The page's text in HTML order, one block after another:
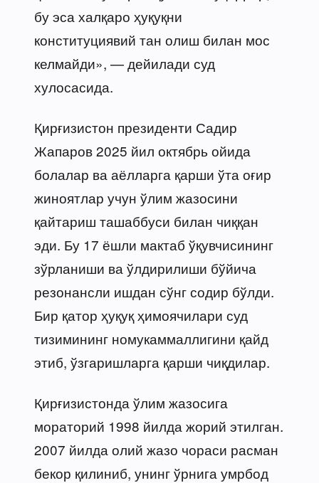
бу эса халқаро ҳуқуқни
конституциявий тан олиш билан мос
келмайди», — дейилади суд
хулосасида.
Қирғизистон президенти Садир
Жапаров 2025 йил октябрь ойида
болалар ва аёлларга қарши ўта оғир
жиноятлар учун ўлим жазосини
қайтариш ташаббуси билан чиққан
эди. Бу 17 ёшли мактаб ўқувчисининг
зўрланиши ва ўлдирилиши бўйича
резонансли ишдан сўнг содир бўлди.
Бир қатор ҳуқуқ ҳимоячилари суд
тизимининг номукаммаллигини қайд
этиб, ўзгаришларга қарши чиқдилар.
Қирғизистонда ўлим жазосига
мораторий 1998 йилда жорий этилган.
2007 йилда олий жазо чораси расман
бекор қилиниб, унинг ўрнига умрбод